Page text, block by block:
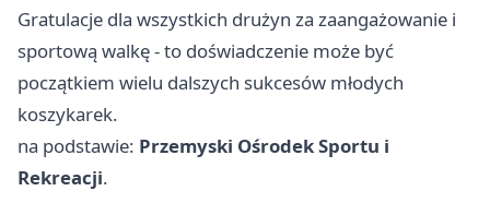
Gratulacje dla wszystkich drużyn za zaangażowanie i
sportową walkę - to doświadczenie może być
początkiem wielu dalszych sukcesów młodych
koszykarek.
na podstawie: Przemyski Ośrodek Sportu i
Rekreacji.